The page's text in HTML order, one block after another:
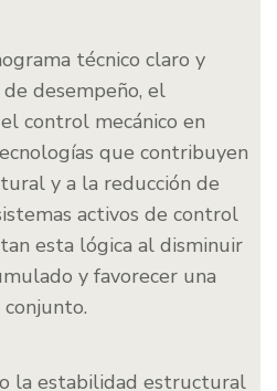
técnico claro y
desempeño, el
control mecánico en
que contribuyen
y a la reducción de
activos de control
esta lógica al disminuir
y favorecer una
la estabilidad estructural